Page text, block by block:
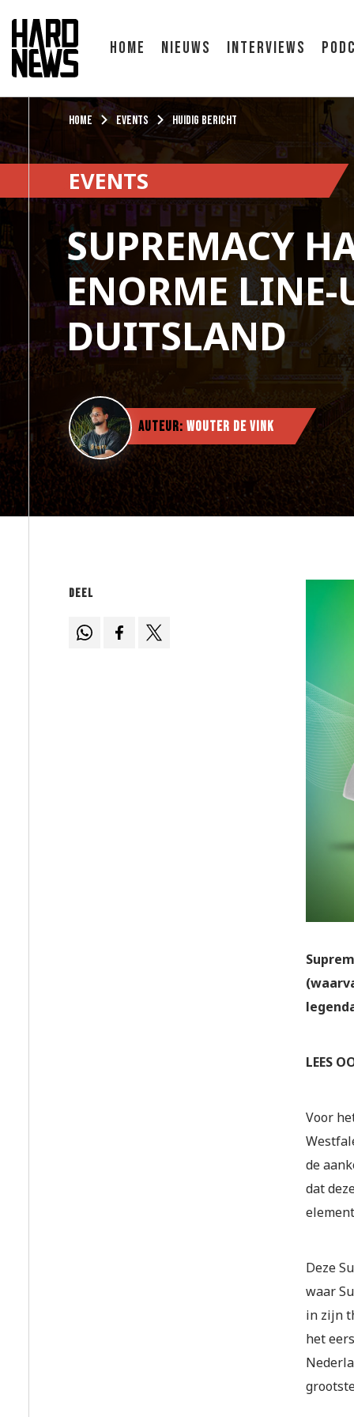
Home Nieuws Interviews
Home Events Huidig bericht
EVENTS
SUPREMACY
ENORME LINE-
DUITSLAND
Auteur: Wouter de Vink
Deel
LEES
Voor
de
dat
Deze
waar
in zijn
het